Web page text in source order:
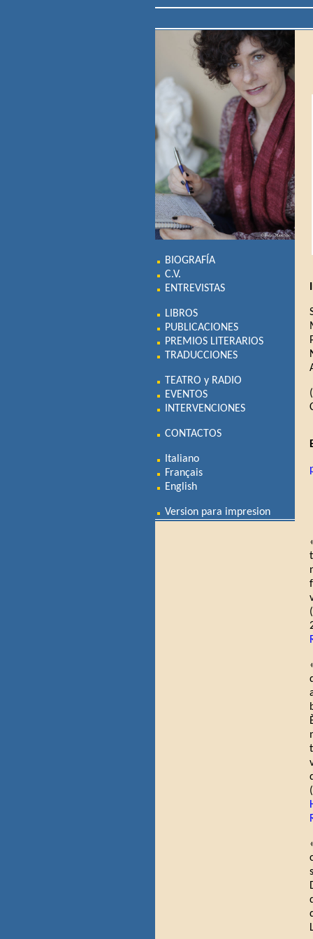
BIOGRAFÍA
C.V.
ENTREVISTAS
LIBROS
PUBLICACIONES
PREMIOS LITERARIOS
TRADUCCIONES
TEATRO y RADIO
EVENTOS
INTERVENCIONES
CONTACTOS
Italiano
Français
English
Version para impresion